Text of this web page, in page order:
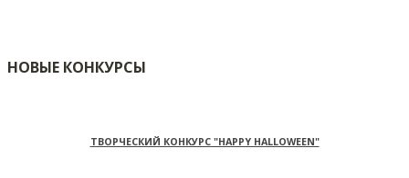
НОВЫЕ КОНКУРСЫ
ТВОРЧЕСКИЙ КОНКУРС "HAPPY HALLOWEEN"